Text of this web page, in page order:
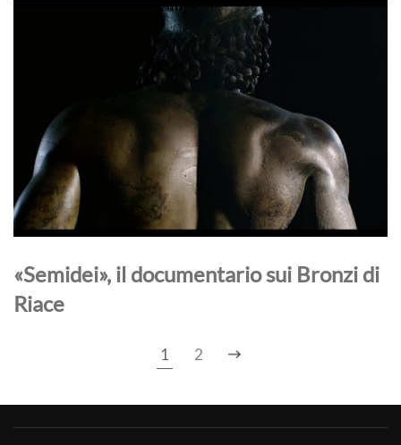
«Semidei», il documentario sui Bronzi di
Riace
1 2